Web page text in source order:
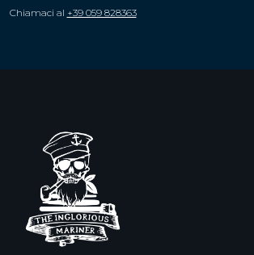
Chiamaci al +39 059 828363